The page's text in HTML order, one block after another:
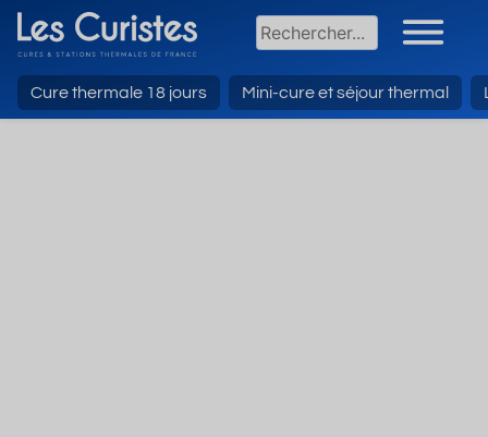
Cure thermale 18 jours Mini-cure et séjour thermal